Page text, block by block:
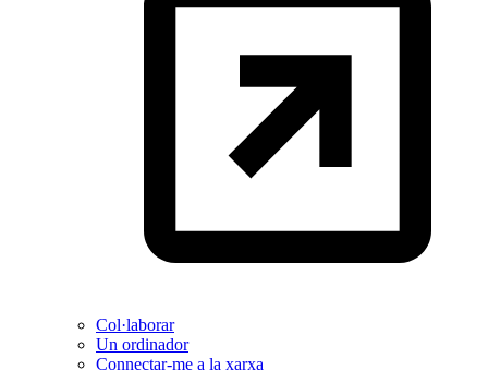
Col·laborar
Un ordinador
Connectar-me a la xarxa